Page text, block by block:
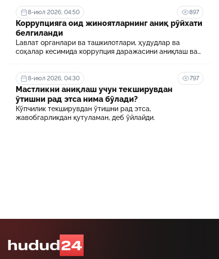
8-июл 2026, 04:50 897
Коррупцияга оид жиноятларнинг аниқ рўйхати
белгиланди
Lавлат органлари ва ташкилотлари, ҳудудлар ва
соҳалар кесимида коррупция даражасини аниқлаш ва
8-июл 2026, 04:30 797
Мастликни аниқлаш учун текширувдан
ўтишни рад этса нима бўлади?
Кўпчилик текширувдан ўтишни рад этса,
жавобгарликдан қутуламан, деб ўйлайди.